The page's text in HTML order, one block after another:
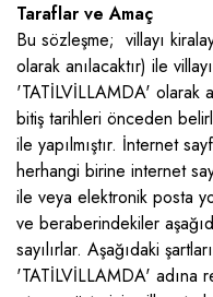
Dalaman
Dalyan
Demre
Döşemealtı
Fethiye
Eldirek
Faralya
Gökben
Hisarönü
Karaçulha
Karagedik
İzmir
Kalkan
Hacıoğlan
İkizce
İslamlar
Kalamar
Kınık
Kışla
Gökseki
Pınarbaşı
Sısla
Uğrar
Çocuk Havuzlu
Çocuk Oyun Alanı
Deniz Manzaralı
Eğlenceli Villalar
Ekonomik Villalar
Erken Rezervasyon
Evcil Hayvan Dostu
Blog
Yorumlar
İletişim
Taraflar ve Amaç
Bu sözleşme; villayı
olarak anılacaktır) ile
'TATİLVİLLAMDA' olarak
bitiş tarihleri önceden
ile yapılmıştır. İnternet
herhangi birine internet
ile veya elektronik posta
ve beraberindekiler
sayılırlar. Aşağıdaki
'TATİLVİLLAMDA' adına
German
Spanish